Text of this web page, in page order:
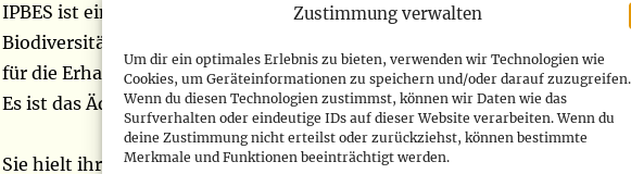
Zustimmung verwalten
Um dir ein optimales Erlebnis zu bieten, verwenden wir Technologien wie
Cookies, um Geräteinformationen zu speichern und/oder darauf zuzugreifen.
Wenn du diesen Technologien zustimmst, können wir Daten wie das
Surfverhalten oder eindeutige IDs auf dieser Website verarbeiten. Wenn du
deine Zustimmung nicht erteilst oder zurückziehst, können bestimmte
Merkmale und Funktionen beeinträchtigt werden.
IPBES ist eine zwischenstaatliche wissenschaftspolitische Plattform zu
Biodiversität und Ökosystemleistungen. Seine Mission ist es, das Wissen
für die Erhaltung und nachhaltige Nutzung der Biodiversität zu stärken.
Es ist das Äquivalent des Giec für Biodiversität.
Sie hielt ihre 9. Plenarsitzung vom 3. bis 9. Juli in Bonn, Deutschland, ab.